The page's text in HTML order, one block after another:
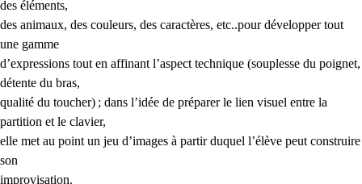
des éléments,
des animaux, des couleurs, des caractères, etc..pour développer tout
une gamme
d’expressions tout en affinant l’aspect technique (souplesse du poignet,
détente du bras,
qualité du toucher) ; dans l’idée de préparer le lien visuel entre la
partition et le clavier,
elle met au point un jeu d’images à partir duquel l’élève peut construire
son
improvisation.